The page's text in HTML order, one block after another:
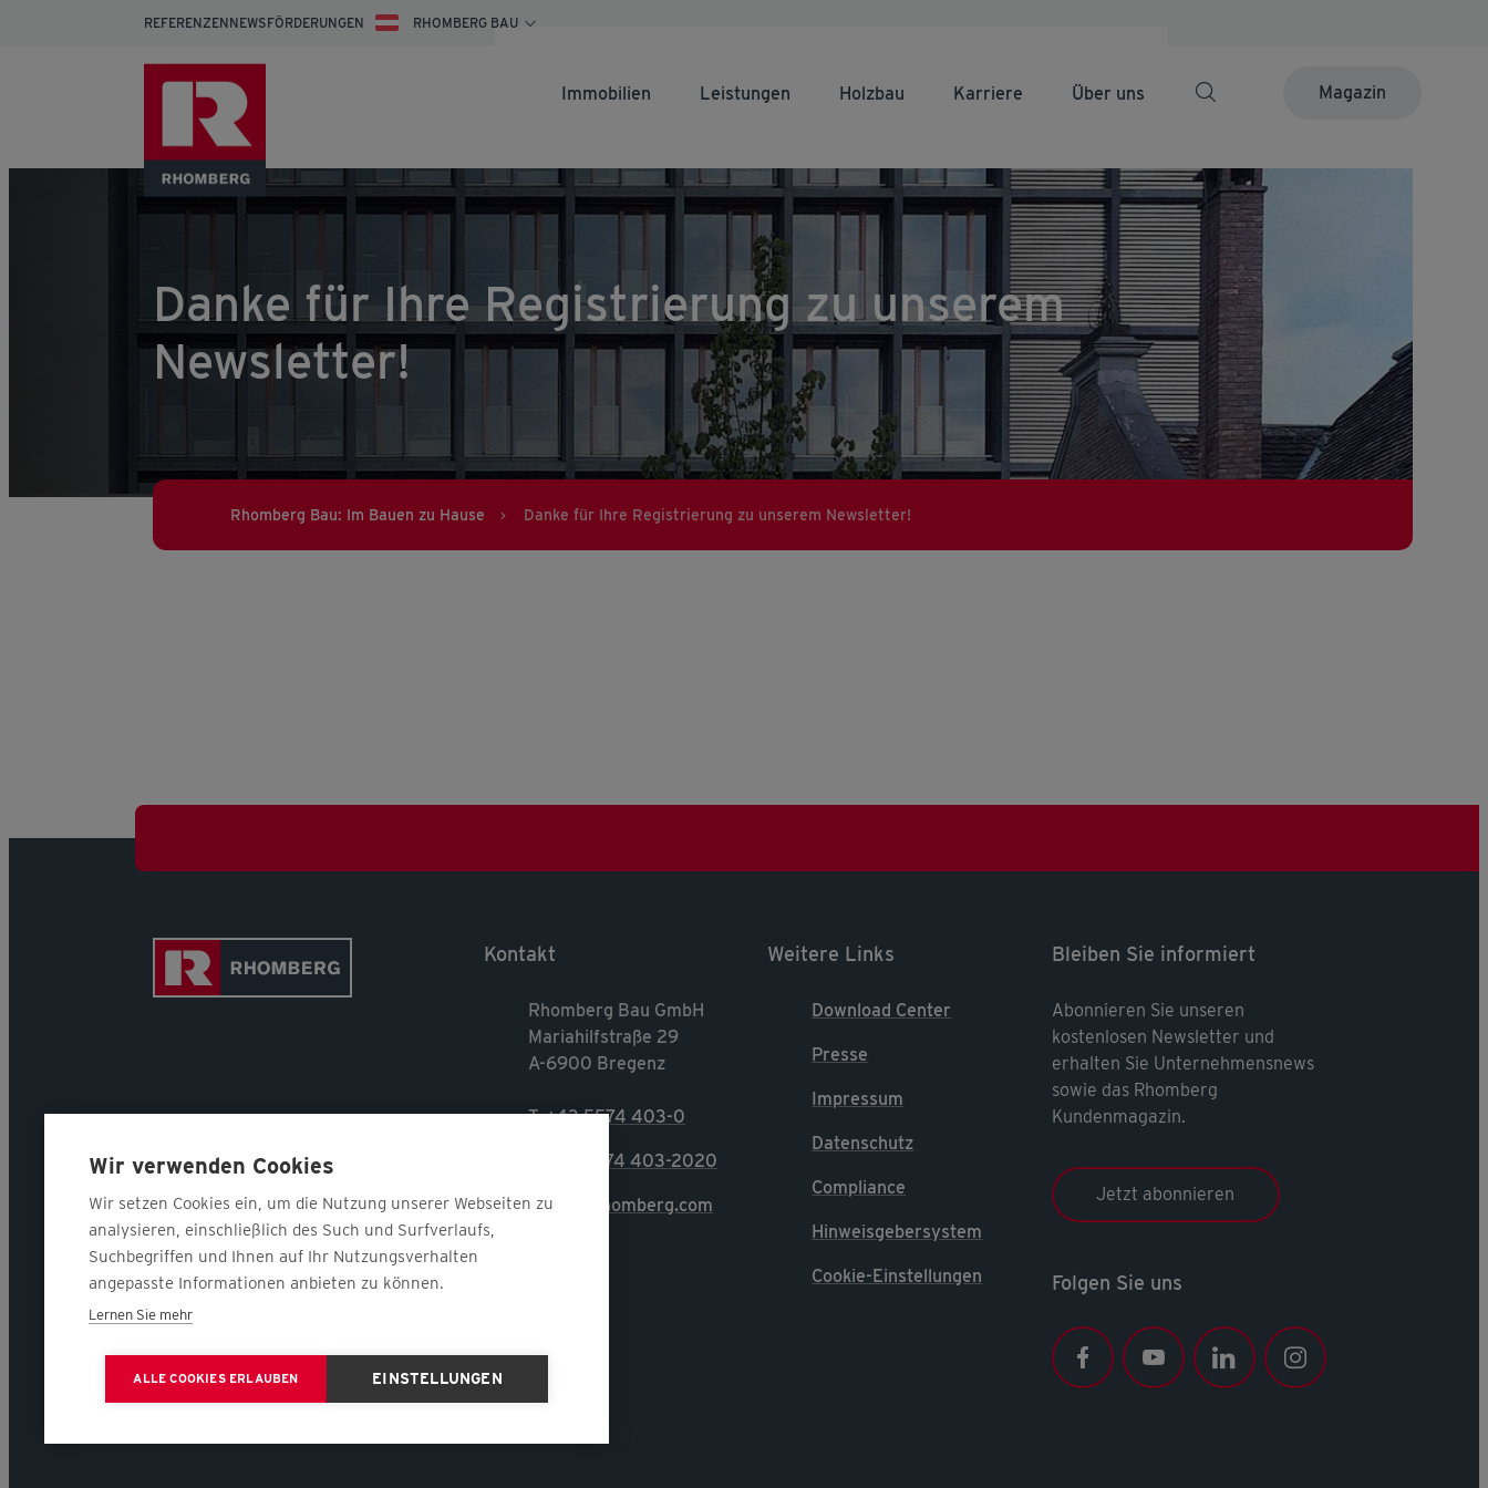
REFERENZENNEWSFÖRDERUNGEN RHOMBERG BAU
Immobilien Leistungen Holzbau Karriere Über uns Magazin
Danke für Ihre Registrierung zu unserem
Newsletter!
Rhomberg Bau: Im Bauen zu Hause > Danke für Ihre Registrierung zu unserem Newsletter!
Kontakt
Rhomberg Bau GmbH
Mariahilfstraße 29
A-6900 Bregenz
T. +43 5574 403-0
F. +43 5574 403-2020
E. info@rhomberg.com
Weitere Links
Download Center
Presse
Impressum
Datenschutz
Compliance
Hinweisgebersystem
Cookie-Einstellungen
Bleiben Sie informiert
Abonnieren Sie unseren
kostenlosen Newsletter und
erhalten Sie Unternehmensnews
sowie das Rhomberg
Kundenmagazin.
Jetzt abonnieren
Folgen Sie uns
Wir verwenden Cookies
Wir setzen Cookies ein, um die Nutzung unserer Webseiten zu
analysieren, einschließlich des Such und Surfverlaufs,
Suchbegriffen und Ihnen auf Ihr Nutzungsverhalten
angepasste Informationen anbieten zu können.
Lernen Sie mehr
ALLE COOKIES ERLAUBEN EINSTELLUNGEN